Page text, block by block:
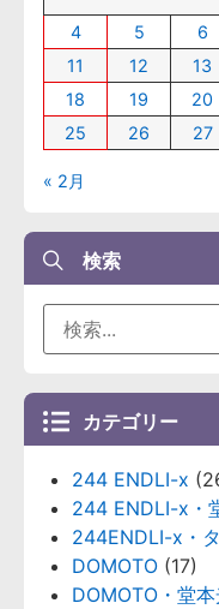
4
5 6
11
12 13
18
19 20
25
26 27
« 2月
検索
カテゴリー
244 ENDLI-x
244 ENDLI-x・
244ENDLI-x・
DOMOTO (17)
DOMOTO・堂